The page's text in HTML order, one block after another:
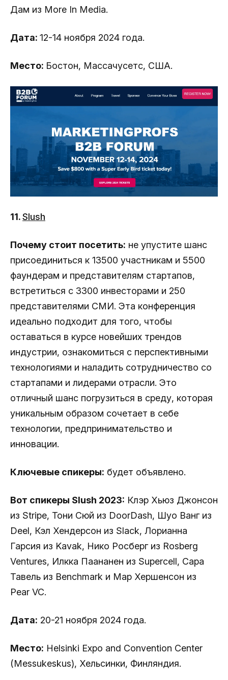
Дам из More In Media.
Дата: 12-14 ноября 2024 года.
Место: Бостон, Массачусетс, США.
11.Slush
Почему стоит посетить: не упустите шанс
присоединиться к 13500 участникам и 5500
фаундерам и представителям стартапов,
встретиться с 3300 инвесторами и 250
представителями СМИ. Эта конференция
идеально подходит для того, чтобы
оставаться в курсе новейших трендов
индустрии, ознакомиться с перспективными
технологиями и наладить сотрудничество со
стартапами и лидерами отрасли. Это
отличный шанс погрузиться в среду, которая
уникальным образом сочетает в себе
технологии, предпринимательство и
инновации.
Ключевые спикеры: будет объявлено.
Вот спикеры Slush 2023: Клэр Хьюз Джонсон
из Stripe, Тони Сюй из DoorDash, Шуо Ванг из
Deel, Кэл Хендерсон из Slack, Лорианна
Гарсия из Kavak, Нико Росберг из Rosberg
Ventures, Илкка Паананен из Supercell, Сара
Тавель из Benchmark и Мар Хершенсон из
Pear VC.
Дата: 20-21 ноября 2024 года.
Место: Helsinki Expo and Convention Center
(Messukeskus), Хельсинки, Финляндия.